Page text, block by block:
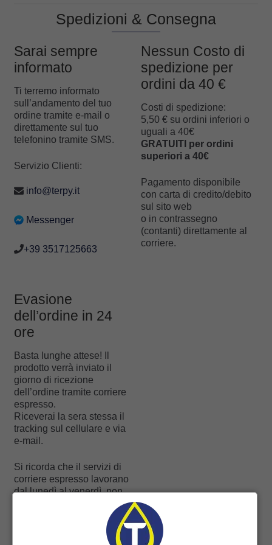
Spedizioni & Consegna
Sarai sempre
informato
Ti terremo informato
sull’andamento del tuo
ordine tramite e-mail o
direttamente sul tuo
telefonino tramite SMS.
Servizio Clienti:
info@terpy.it
Messenger
+39 3517125663
Nessun Costo di
spedizione per
ordini da 40 €
Costi di spedizione:
5,50 € su ordini inferiori o
uguali a 40€
GRATUITI per ordini
superiori a 40€
Pagamento disponibile
con carta di credito/debito
sul sito web
o in contrassegno
(contanti) direttamente al
corriere.
Evasione
dell’ordine in 24
ore
Basta lunghe attese! Il
prodotto verrà inviato il
giorno di ricezione
dell’ordine tramite corriere
espresso.
Riceverai la sera stessa il
tracking sul cellulare e via
e-mail.
Si ricorda che il servizi di
corriere espresso lavorano
dal lunedì al venerdì, non
domenica e nei giorni